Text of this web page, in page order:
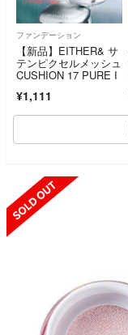
ファンデーション
【新品】EITHER& サ
テンピクセルメッシュ
CUSHION 17 PURE I
¥1,111